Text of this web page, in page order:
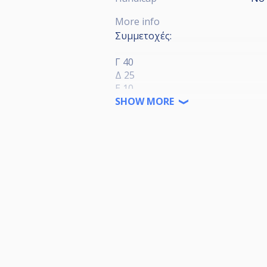
More info
Συμμετοχές:
Γ 40
Δ 25
E 10
SHOW MORE